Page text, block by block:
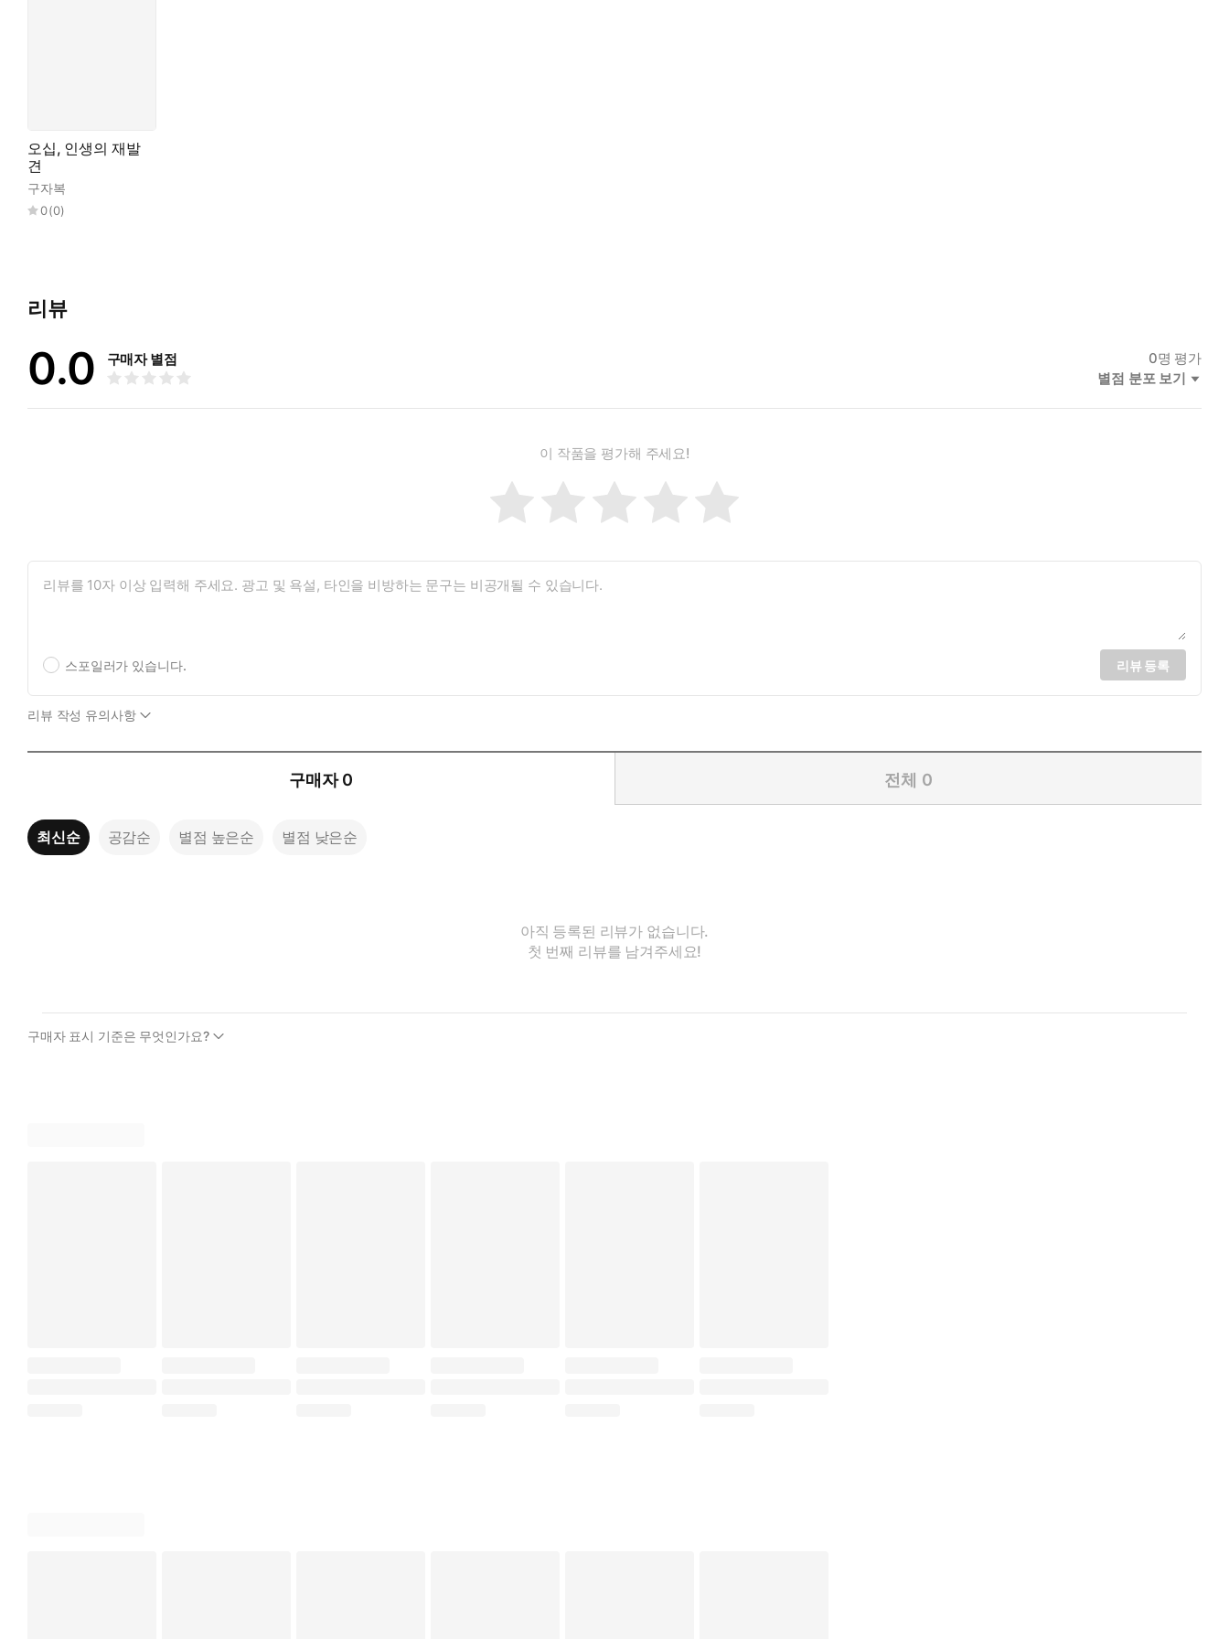
오십, 인생의 재발
견
구자복
0(0)
리뷰
0.0 구매자 별점 0명 평가
별점 분포 보기
이 작품을 평가해 주세요!
스포일러가 있습니다. 리뷰 등록
리뷰 작성 유의사항
구매자 0 전체 0
최신순 공감순 별점 높은순 별점 낮은순
아직 등록된 리뷰가 없습니다.
첫 번째 리뷰를 남겨주세요!
구매자 표시 기준은 무엇인가요?